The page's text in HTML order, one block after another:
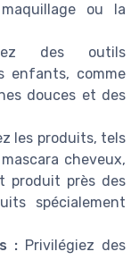
ou la
des outils
enfants, comme
douces et des
les produits, tels
cheveux,
produit près des
spécialement
: Privilégiez des